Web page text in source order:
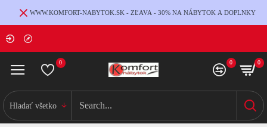
WWW.KOMFORT-NABYTOK.SK - ZĽAVA - 30% NA NÁBYTOK A DOPLNKY
0 0 0
Hladať všetko